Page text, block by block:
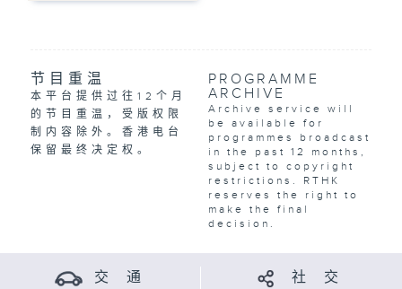
节目重温
本平台提供过往12个月
的节目重温，受版权限
制内容除外。香港电台
保留最终决定权。
PROGRAMME
ARCHIVE
Archive service will
be available for
programmes broadcast
in the past 12 months,
subject to copyright
restrictions. RTHK
reserves the right to
make the final
decision.
交 通 社 交